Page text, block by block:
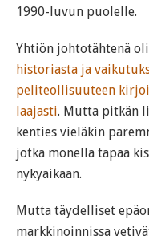
1990-luvun puolelle.
Yhtiön johtotähtenä
historiasta ja
peliteollisuuteen
laajasti. Mutta pitkän
kenties vieläkin
jotka monella tapaa
nykyaikaan.
Mutta täydelliset
markkinoinnissa